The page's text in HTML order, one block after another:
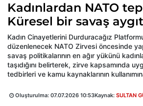
Kadınlardan NATO
Küresel bir savaş
Kadın Cinayetlerini Durduracağız
düzenlenecek NATO Zirvesi öncesinde
savaş politikalarının en ağır yükünü
taşıdığını belirterek, zirve kapsamında
tedbirleri ve kamu kaynaklarının
Oluşturulma: 07.07.2026 10:53Kaynak: SULTAN